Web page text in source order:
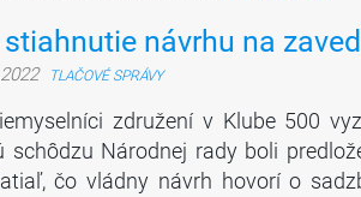
návrhu na
TLAČOVÉ SPRÁVY
združení v Klube 500
schôdzu Národnej rady boli
čo vládny návrh hovorí o